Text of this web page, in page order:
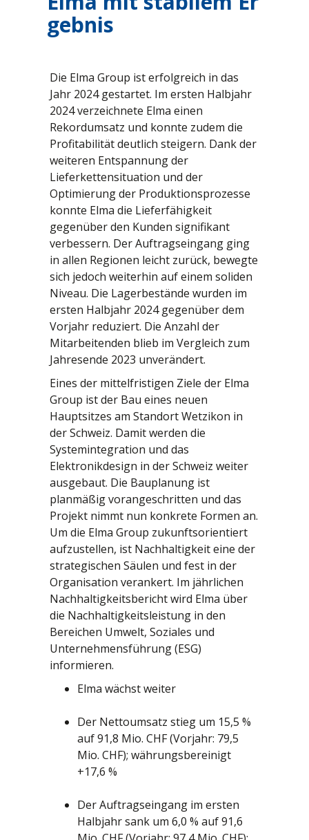
gebnis
Die Elma Group ist erfolgreich in das
Jahr 2024 gestartet. Im ersten Halbjahr
2024 verzeichnete Elma einen
Rekordumsatz und konnte zudem die
Profitabilität deutlich steigern. Dank der
weiteren Entspannung der
Lieferkettensituation und der
Optimierung der Produktionsprozesse
konnte Elma die Lieferfähigkeit
gegenüber den Kunden signifikant
verbessern. Der Auftragseingang ging
in allen Regionen leicht zurück, bewegte
sich jedoch weiterhin auf einem soliden
Niveau. Die Lagerbestände wurden im
ersten Halbjahr 2024 gegenüber dem
Vorjahr reduziert. Die Anzahl der
Mitarbeitenden blieb im Vergleich zum
Jahresende 2023 unverändert.
Eines der mittelfristigen Ziele der Elma
Group ist der Bau eines neuen
Hauptsitzes am Standort Wetzikon in
der Schweiz. Damit werden die
Systemintegration und das
Elektronikdesign in der Schweiz weiter
ausgebaut. Die Bauplanung ist
planmäßig vorangeschritten und das
Projekt nimmt nun konkrete Formen an.
Um die Elma Group zukunftsorientiert
aufzustellen, ist Nachhaltigkeit eine der
strategischen Säulen und fest in der
Organisation verankert. Im jährlichen
Nachhaltigkeitsbericht wird Elma über
die Nachhaltigkeitsleistung in den
Bereichen Umwelt, Soziales und
Unternehmensführung (ESG)
informieren.
Elma wächst weiter
Der Nettoumsatz stieg um 15,5 %
auf 91,8 Mio. CHF (Vorjahr: 79,5
Mio. CHF); währungsbereinigt
+17,6 %
Der Auftragseingang im ersten
Halbjahr sank um 6,0 % auf 91,6